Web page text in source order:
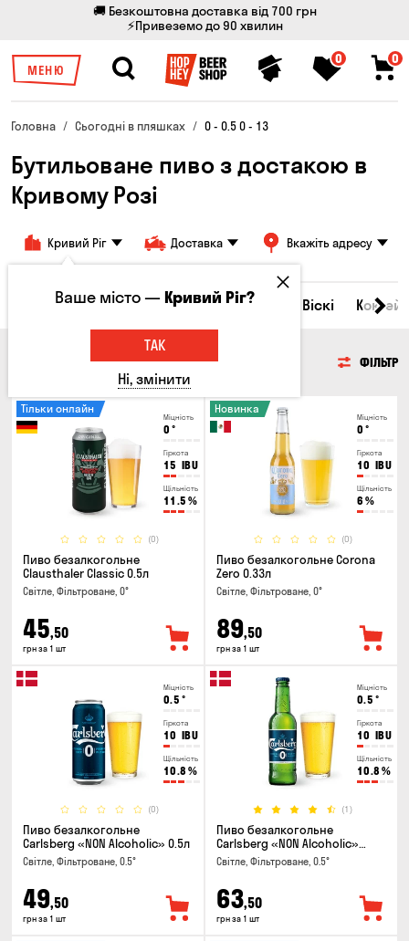
🚚 Безкоштовна доставка від 700 грн
⚡Привеземо до 90 хвилин
МЕНЮ
0 0
Головна Сьогодні в пляшках 0 - 0.5 0 - 13
Бутильоване пиво з достакою в
Кривому Розі
Кривий Ріг Доставка Вкажіть адресу
Всі товари Пиво Сидр Вино Віскі
ФІЛЬТР
Міцність
0 °
Гіркота
15 IBU
Щільність
11.5 %
(0)
Тільки онлайн
Пиво безалкогольне
Clausthaler Classic 0.5л
Світле, Фільтроване, 0°
45,50
грн за 1 шт
Міцність
0 °
Гіркота
10 IBU
Щільність
6 %
(0)
Новинка
Пиво безалкогольне Corona
Zero 0.33л
Світле, Фільтроване, 0°
89,50
грн за 1 шт
Міцність
0.5 °
Гіркота
10 IBU
Щільність
10.8 %
(0)
Пиво безалкогольне
Carlsberg «NON Alcoholic» 0.5л
Світле, Фільтроване, 0.5°
49,50
грн за 1 шт
Міцність
0.5 °
Гіркота
10 IBU
Щільність
10.8 %
(1)
Пиво безалкогольне
Carlsberg «NON Alcoholic»
0.45л
Світле, Фільтроване, 0.5°
63,50
грн за 1 шт
Ваше місто —Кривий Ріг?
ТАК
Ні, змінити